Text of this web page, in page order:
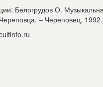
Белогрудов О.
– Череповец,